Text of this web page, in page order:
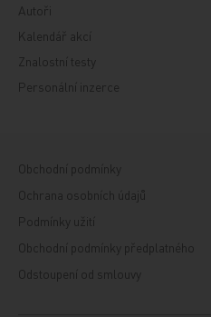
Autoři
Kalendář akcí
Znalostní testy
Personální inzerce
Obchodní podmínky
Ochrana osobních údajů
Podmínky užití
Obchodní podmínky předplatného
Odstoupení od smlouvy